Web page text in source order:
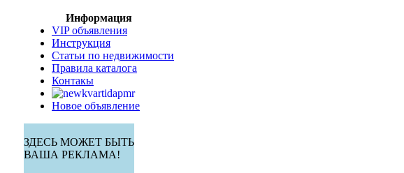
Информация
VIP объявления
Инструкция
Статьи по недвижимости
Правила каталога
Контакы
Новое объявление
ЗДЕСЬ МОЖЕТ БЫТЬ
ВАША РЕКЛАМА!